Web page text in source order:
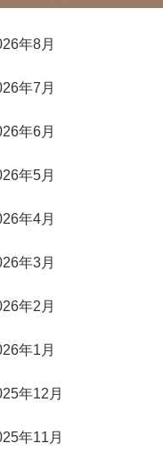
年8月
年7月
年6月
年5月
年4月
年3月
年2月
年1月
年12月
年11月